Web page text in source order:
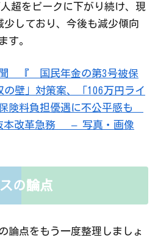
超をピークに下がり続け、現
少しており、今後も減少傾向
す。
『 国民年金の第3号被保
壁」対策案、「106万円ライ
険料負担優遇に不公平感も
本改革急務 – 写真・画像
の論点
論点をもう一度整理しましょ